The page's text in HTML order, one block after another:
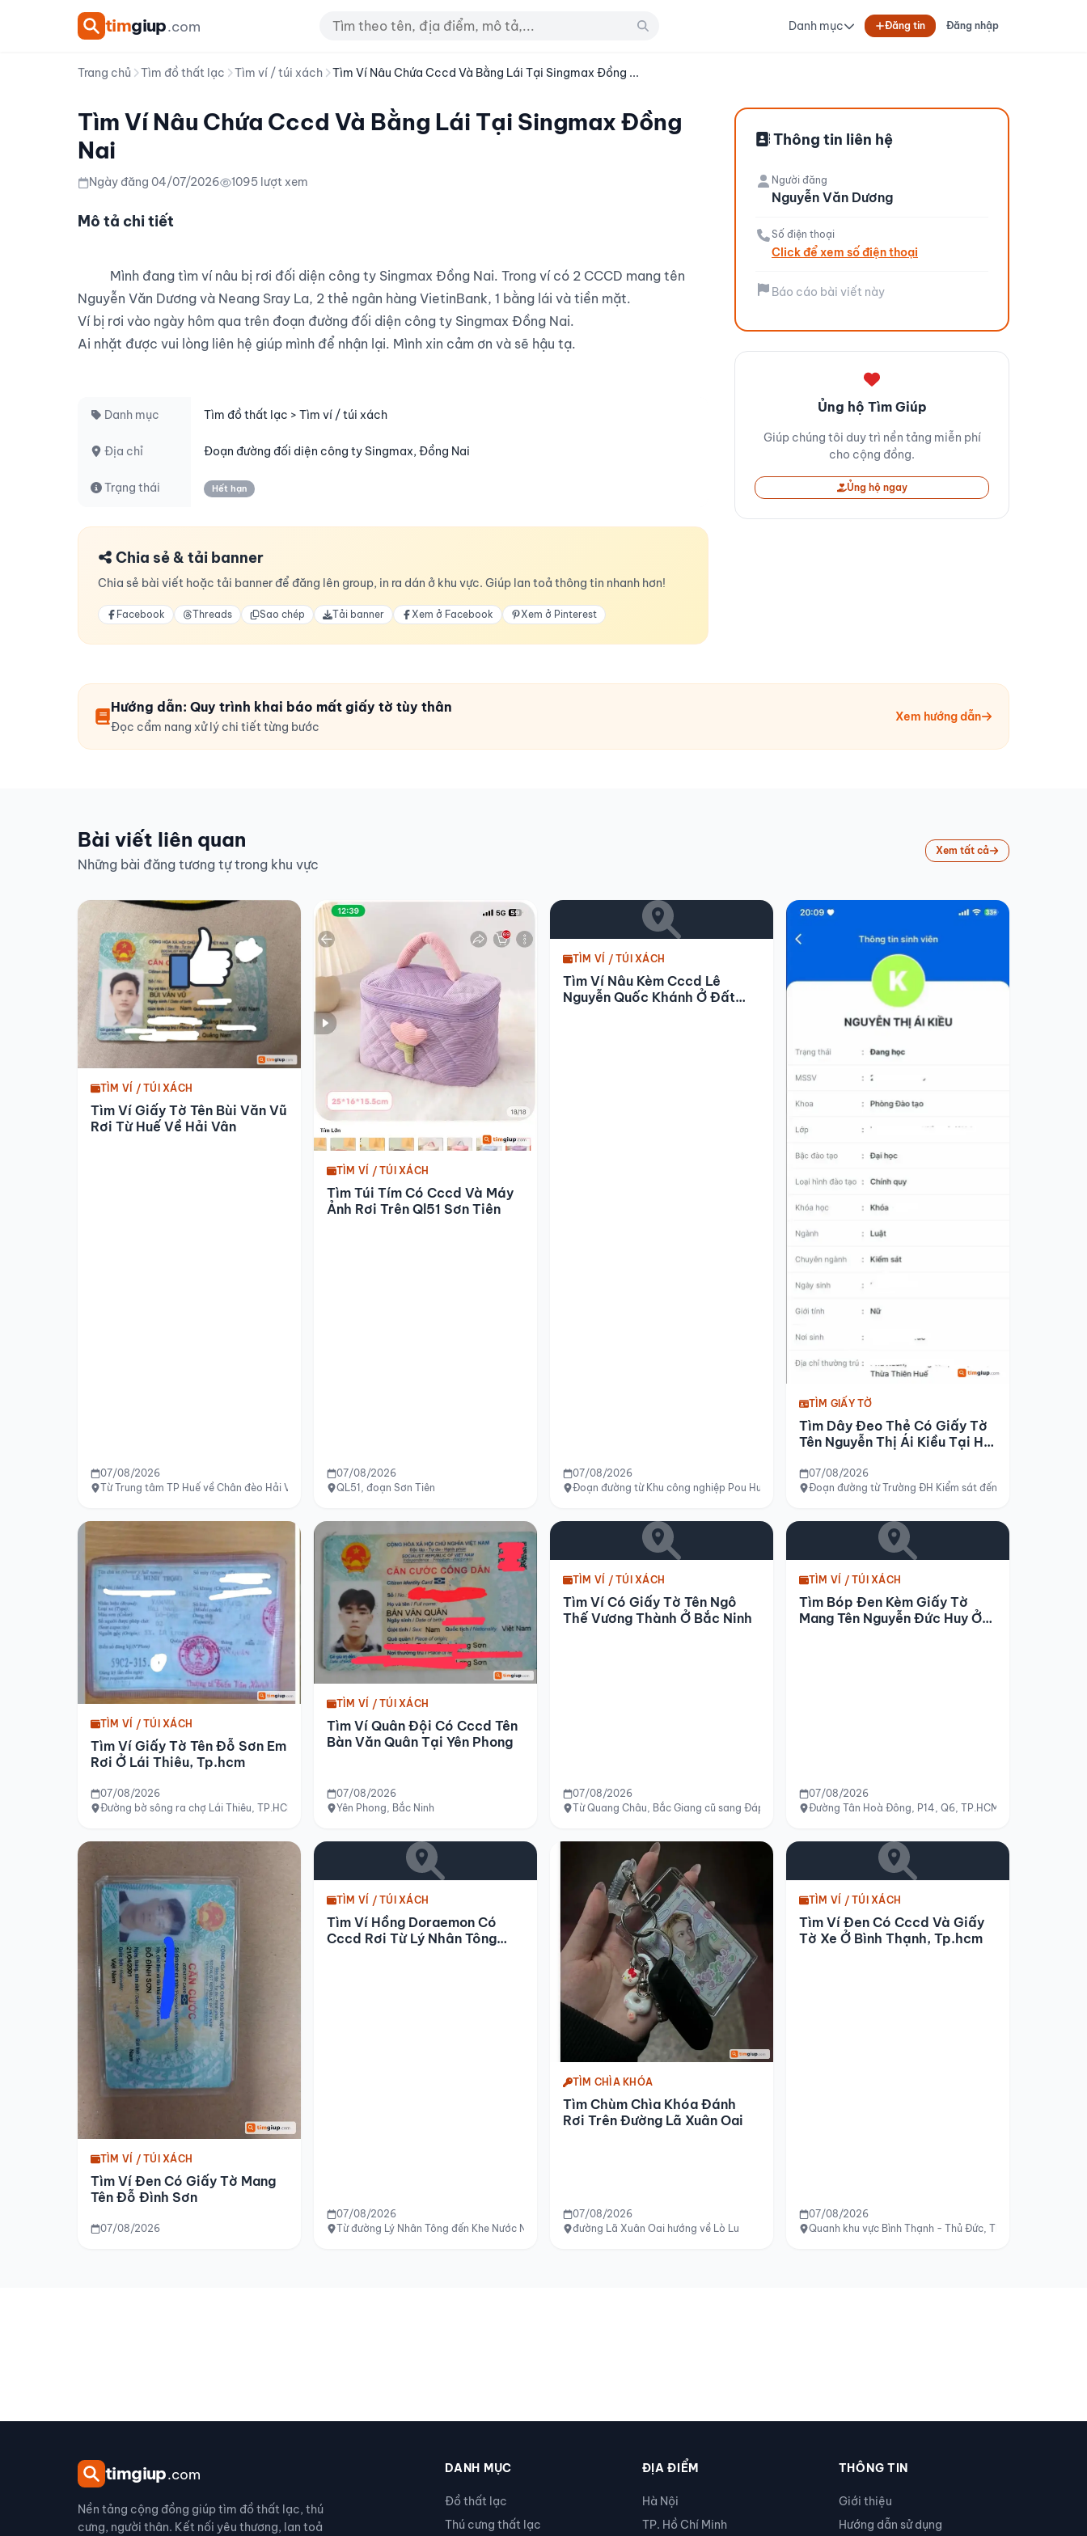
timgiup.com Danh mục Đăng tin Đăng nhập
Trang chủ Tìm đồ thất lạc Tìm ví / túi xách Tìm Ví Nâu Chứa Cccd Và Bằng Lái Tại Singmax Đồng ...
Tìm Ví Nâu Chứa Cccd Và Bằng Lái Tại Singmax Đồng
Nai
Ngày đăng 04/07/2026 1095 lượt xem
Mô tả chi tiết
Nguyễn Văn Dương và Neang Sray La, 2 thẻ ngân hàng VietinBank, 1 bằng lái và tiền mặt.
Ví bị rơi vào ngày hôm qua trên đoạn đường đối diện công ty Singmax Đồng Nai.
Ai nhặt được vui lòng liên hệ giúp mình để nhận lại. Mình xin cảm ơn và sẽ hậu tạ.
Danh mục Tìm đồ thất lạc > Tìm ví / túi xách
Địa chỉ Đoạn đường đối diện công ty Singmax, Đồng Nai
Trạng thái Hết hạn
Chia sẻ & tải banner
Chia sẻ bài viết hoặc tải banner để đăng lên group, in ra dán ở khu vực. Giúp lan toả thông tin nhanh hơn!
Facebook Threads Sao chép Tải banner Xem ở Facebook Xem ở Pinterest
Thông tin liên hệ
Người đăng
Nguyễn Văn Dương
Số điện thoại
Click để xem số điện thoại
Báo cáo bài viết này
Ủng hộ Tìm Giúp
Giúp chúng tôi duy trì nền tảng miễn phí
cho cộng đồng.
Ủng hộ ngay
Hướng dẫn: Quy trình khai báo mất giấy tờ tùy thân
Đọc cẩm nang xử lý chi tiết từng bước
Xem hướng dẫn
Bài viết liên quan
Những bài đăng tương tự trong khu vực
Xem tất cả
TÌM VÍ / TÚI XÁCH
Tìm Ví Giấy Tờ Tên Bùi Văn Vũ
Rơi Từ Huế Về Hải Vân
07/08/2026
Từ Trung tâm TP Huế về Chân đèo Hải Vân
TÌM VÍ / TÚI XÁCH
Tìm Túi Tím Có Cccd Và Máy
Ảnh Rơi Trên Ql51 Sơn Tiên
07/08/2026
QL51, đoạn Sơn Tiên
TÌM VÍ / TÚI XÁCH
Tìm Ví Nâu Kèm Cccd Lê
Nguyễn Quốc Khánh Ở Đất
07/08/2026
Đoạn đường từ Khu công nghiệp Pou Hung đến Ngã 3 Đất Sét
TÌM GIẤY TỜ
Tìm Dây Đeo Thẻ Có Giấy Tờ
Tên Nguyễn Thị Ái Kiều Tại Hà
07/08/2026
Đoạn đường từ Trường ĐH Kiểm sát đến tòa I1 Vinsmart
TÌM VÍ / TÚI XÁCH
Tìm Ví Giấy Tờ Tên Đỗ Sơn Em
Rơi Ở Lái Thiêu, Tp.hcm
07/08/2026
Đường bờ sông ra chợ Lái Thiêu, TP.HCM
TÌM VÍ / TÚI XÁCH
Tìm Ví Quân Đội Có Cccd Tên
Bàn Văn Quân Tại Yên Phong
07/08/2026
Yên Phong, Bắc Ninh
TÌM VÍ / TÚI XÁCH
Tìm Ví Có Giấy Tờ Tên Ngô
Thế Vương Thành Ở Bắc Ninh
07/08/2026
Từ Quang Châu, Bắc Giang cũ sang Đáp Cầu, Bắc Ninh
TÌM VÍ / TÚI XÁCH
Tìm Bóp Đen Kèm Giấy Tờ
Mang Tên Nguyễn Đức Huy Ở
07/08/2026
Đường Tân Hoà Đông, P14, Q6, TP.HCM về phía đường số
TÌM VÍ / TÚI XÁCH
Tìm Ví Đen Có Giấy Tờ Mang
Tên Đỗ Đình Sơn
07/08/2026
TÌM VÍ / TÚI XÁCH
Tìm Ví Hồng Doraemon Có
Cccd Rơi Từ Lý Nhân Tông
07/08/2026
Từ đường Lý Nhân Tông đến Khe Nước Nóng, TP Huế
TÌM CHÌA KHÓA
Tìm Chùm Chìa Khóa Đánh
Rơi Trên Đường Lã Xuân Oai
07/08/2026
đường Lã Xuân Oai hướng về Lò Lu
TÌM VÍ / TÚI XÁCH
Tìm Ví Đen Có Cccd Và Giấy
Tờ Xe Ở Bình Thạnh, Tp.hcm
07/08/2026
Quanh khu vực Bình Thạnh - Thủ Đức, TP.HCM
timgiup.com
Nền tảng cộng đồng giúp tìm đồ thất lạc, thú
cưng, người thân. Kết nối yêu thương, lan toả
DANH MỤC
Đồ thất lạc
Thú cưng thất lạc
ĐỊA ĐIỂM
Hà Nội
TP. Hồ Chí Minh
THÔNG TIN
Giới thiệu
Hướng dẫn sử dụng